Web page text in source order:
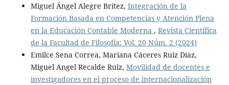
Miguel Ángel Alegre Brítez, Integración de la
Formación Basada en Competencias y Atención Plena
en la Educación Contable Moderna , Revista Científica
de la Facultad de Filosofía: Vol. 20 Núm. 2 (2024)
Emilce Sena Correa, Mariana Cáceres Ruiz Díaz,
Miguel Angel Recalde Ruiz, Movilidad de docentes e
investigadores en el proceso de internacionalización